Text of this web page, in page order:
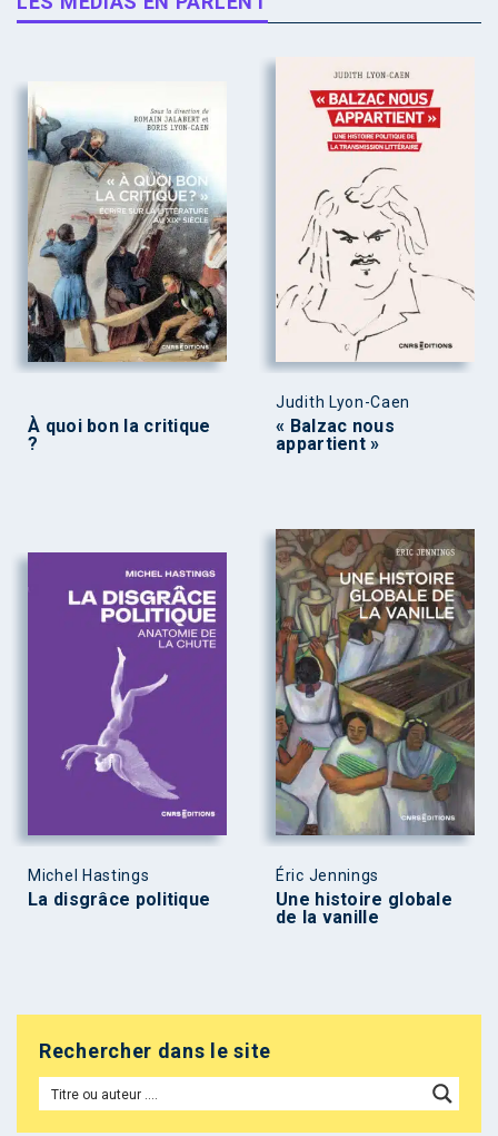
À quoi bon la critique
?
Judith Lyon-Caen
« Balzac nous
appartient »
Michel Hastings
La disgrâce politique
Éric Jennings
Une histoire globale
de la vanille
Rechercher dans le site